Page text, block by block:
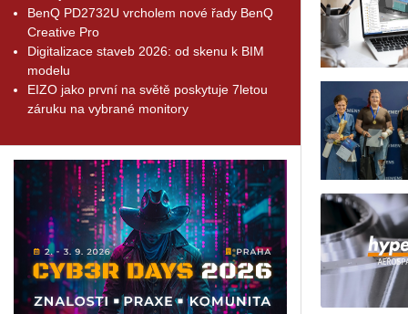
BenQ PD2732U vrcholem nové řady BenQ
Creative Pro
Digitalizace staveb 2026: od skenu k BIM
modelu
EIZO jako první na světě poskytuje 7letou
záruku na vybrané monitory